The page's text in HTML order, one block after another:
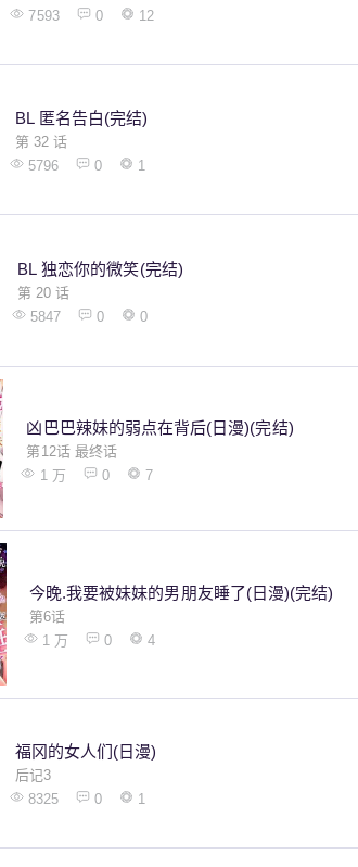
7593
0 12
BL 匿名告白(完结)
第 32 话
5796
0 1
BL 独恋你的微笑(完结)
第 20 话
5847
0 0
凶巴巴辣妹的弱点在背后(日漫)(完结)
第12话 最终话
1 万
0 7
今晚.我要被妹妹的男朋友睡了(日漫)(完结)
第6话
1 万
0 4
福冈的女人们(日漫)
后记3
8325
0 1